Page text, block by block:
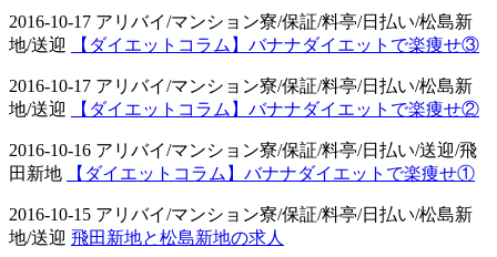
2016-10-17 アリバイ/マンション寮/保証/料亭/日払い/松島新
地/送迎
【ダイエットコラム】バナナダイエットで楽痩せ③
2016-10-17 アリバイ/マンション寮/保証/料亭/日払い/松島新
地/送迎
【ダイエットコラム】バナナダイエットで楽痩せ②
2016-10-16 アリバイ/マンション寮/保証/料亭/日払い/送迎/飛
田新地
【ダイエットコラム】バナナダイエットで楽痩せ①
2016-10-15 アリバイ/マンション寮/保証/料亭/日払い/松島新
地/送迎 飛田新地と松島新地の求人